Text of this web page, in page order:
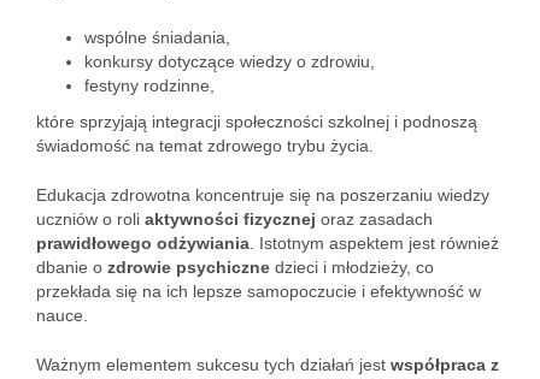
wspólne śniadania,
konkursy dotyczące wiedzy o zdrowiu,
festyny rodzinne,
które sprzyjają integracji społeczności szkolnej i podnoszą
świadomość na temat zdrowego trybu życia.
Edukacja zdrowotna koncentruje się na poszerzaniu wiedzy
uczniów o roli aktywności fizycznej oraz zasadach
prawidłowego odżywiania . Istotnym aspektem jest również
dbanie o zdrowie psychiczne dzieci i młodzieży, co
przekłada się na ich lepsze samopoczucie i efektywność w
nauce.
Ważnym elementem sukcesu tych działań jest współpraca z